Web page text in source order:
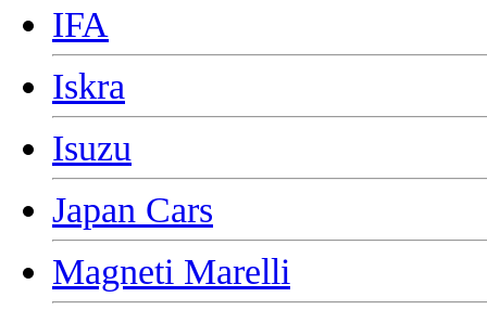
IFA
Iskra
Isuzu
Japan Cars
Magneti Marelli